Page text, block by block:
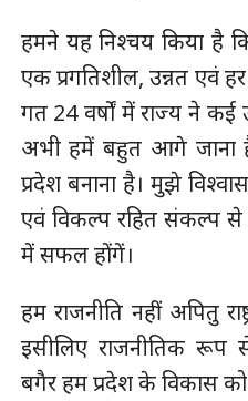
हमने यह निश्चय किया है
एक प्रगतिशील, उन्नत एवं
गत 24 वर्षों में राज्य ने कई
अभी हमें बहुत आगे जाना
प्रदेश बनाना है। मुझे
एवं विकल्प रहित संकल्प से
में सफल होंगें।
हम राजनीति नहीं अपितु
इसीलिए राजनीतिक रूप
बगैर हम प्रदेश के विकास